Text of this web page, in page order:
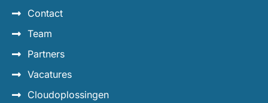
Contact
Team
Partners
Vacatures
Cloudoplossingen